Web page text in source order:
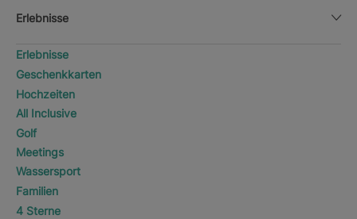
Erlebnisse
Erlebnisse
Geschenkkarten
Hochzeiten
All Inclusive
Golf
Meetings
Wassersport
Familien
4 Sterne